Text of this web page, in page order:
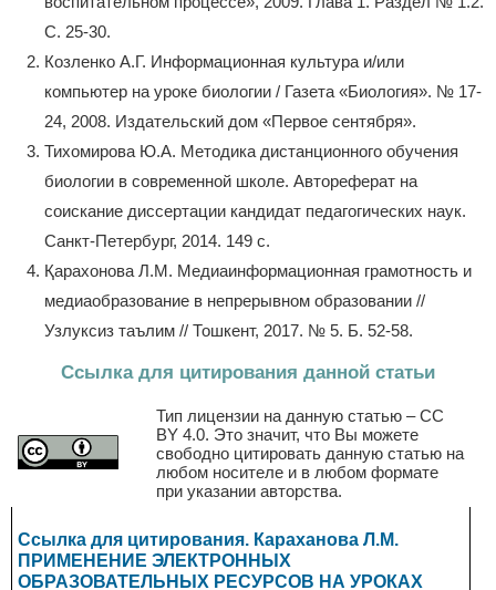
С. 25-30.
Козленко А.Г. Информационная культура и/или
компьютер на уроке биологии / Газета «Биология». № 17-
24, 2008. Издательский дом «Первое сентября».
Тихомирова Ю.А. Методика дистанционного обучения
биологии в современной школе. Автореферат на
соискание диссертации кандидат педагогических наук.
Санкт-Петербург, 2014. 149 с.
Қарахонова Л.М. Медиаинформационная грамотность и
медиаобразование в непрерывном образовании //
Узлуксиз таълим // Тошкент, 2017. № 5. Б. 52-58.
Ссылка для цитирования данной статьи
Тип лицензии на данную статью – CC
BY 4.0. Это значит, что Вы можете
свободно цитировать данную статью на
любом носителе и в любом формате
при указании авторства.
Ссылка для цитирования. Караханова Л.М.
ПРИМЕНЕНИЕ ЭЛЕКТРОННЫХ
ОБРАЗОВАТЕЛЬНЫХ РЕСУРСОВ НА УРОКАХ